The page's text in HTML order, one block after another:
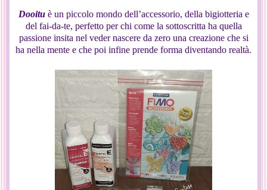
Dooitu è un piccolo mondo dell’accessorio, della bigiotteria e
del fai-da-te, perfetto per chi come la sottoscritta ha quella
passione insita nel veder nascere da zero una creazione che si
ha nella mente e che poi infine prende forma diventando realtà.